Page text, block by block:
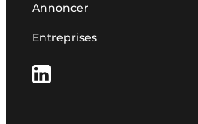
Annoncer
Entreprises